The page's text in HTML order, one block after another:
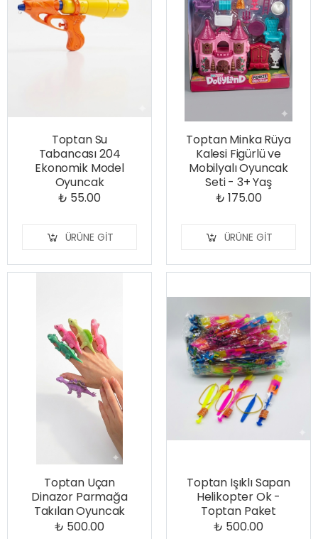
Toptan Su
Tabancası 204
Ekonomik Model
Oyuncak
₺ 55.00
ÜRÜNE GIT
Toptan Minka Rüya
Kalesi Figürlü ve
Mobilyalı Oyuncak
Seti - 3+ Yaş
₺ 175.00
ÜRÜNE GIT
Toptan Uçan
Dinazor Parmağa
Takılan Oyuncak
₺ 500.00
Toptan Işıklı Sapan
Helikopter Ok -
Toptan Paket
₺ 500.00